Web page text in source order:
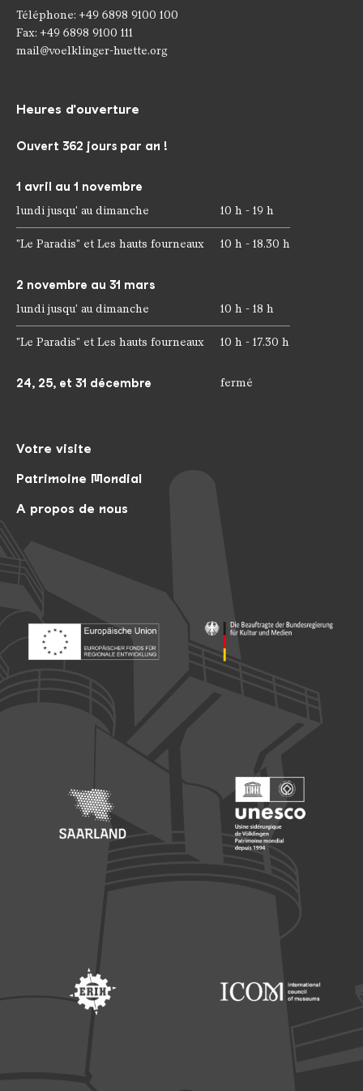
Téléphone: +49 6898 9100 100
Fax: +49 6898 9100 111
mail@voelklinger-huette.org
Votre visite
Patrimoine Mondial
A propos de nous
Heures d'ouverture
Ouvert 362 jours par an !
1 avril au 1 novembre
lundi jusqu' au dimanche 10 h - 19 h
"Le Paradis" et Les hauts fourneaux 10 h - 18.30 h
2 novembre au 31 mars
lundi jusqu' au dimanche 10 h - 18 h
"Le Paradis" et Les hauts fourneaux 10 h - 17.30 h
24, 25, et 31 décembre fermé